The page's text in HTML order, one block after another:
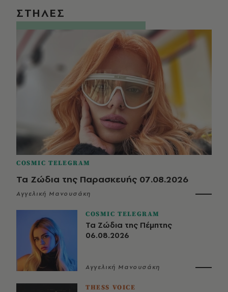
ΣΤΗΛΕΣ
COSMIC TELEGRAM
Τα Ζώδια της Παρασκευής 07.08.2026
Αγγελική Μανουσάκη
COSMIC TELEGRAM
Τα Ζώδια της Πέμπτης
06.08.2026
Αγγελική Μανουσάκη
THESS VOICE